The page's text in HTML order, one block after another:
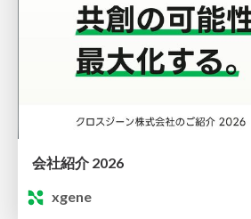
会社紹介 2026
xgene